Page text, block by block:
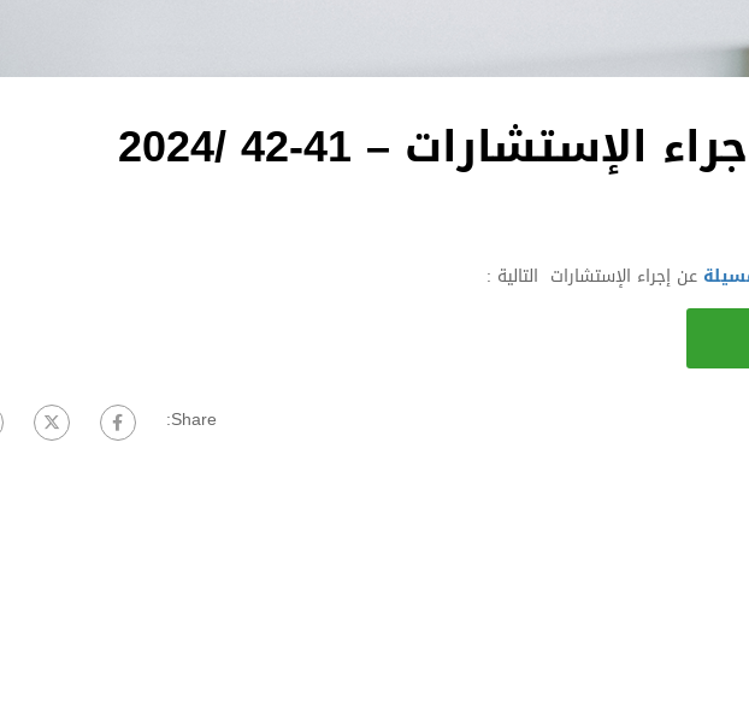
الإستشارات – 41-42 /2024
عن إجراء الإستشارات التالية :
Share: